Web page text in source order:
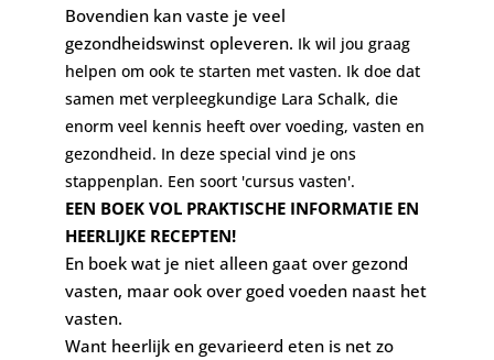
Bovendien kan vaste je veel
gezondheidswinst opleveren. Ik wil jou graag
helpen om ook te starten met vasten. Ik doe dat
samen met verpleegkundige Lara Schalk, die
enorm veel kennis heeft over voeding, vasten en
gezondheid. In deze special vind je ons
stappenplan. Een soort 'cursus vasten'.
EEN BOEK VOL PRAKTISCHE INFORMATIE EN
HEERLIJKE RECEPTEN!
En boek wat je niet alleen gaat over gezond
vasten, maar ook over goed voeden naast het
vasten.
Want heerlijk en gevarieerd eten is net zo